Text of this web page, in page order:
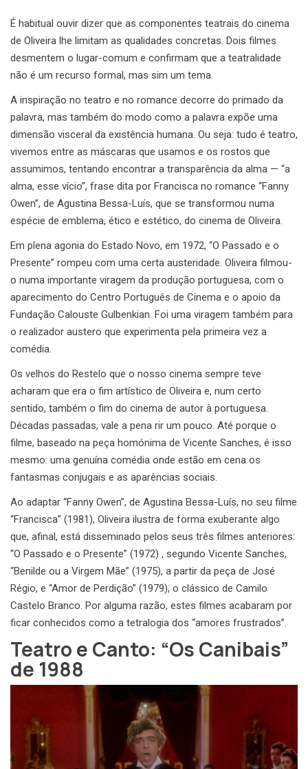
É habitual ouvir dizer que as componentes teatrais do cinema
de Oliveira lhe limitam as qualidades concretas. Dois filmes
desmentem o lugar-comum e confirmam que a teatralidade
não é um recurso formal, mas sim um tema.
A inspiração no teatro e no romance decorre do primado da
palavra, mas também do modo como a palavra expõe uma
dimensão visceral da existência humana. Ou seja: tudo é teatro,
vivemos entre as máscaras que usamos e os rostos que
assumimos, tentando encontrar a transparência da alma — “a
alma, esse vício”, frase dita por Francisca no romance “Fanny
Owen”, de Agustina Bessa-Luís, que se transformou numa
espécie de emblema, ético e estético, do cinema de Oliveira.
Em plena agonia do Estado Novo, em 1972, “O Passado e o
Presente” rompeu com uma certa austeridade. Oliveira filmou-
o numa importante viragem da produção portuguesa, com o
aparecimento do Centro Português de Cinema e o apoio da
Fundação Calouste Gulbenkian. Foi uma viragem também para
o realizador austero que experimenta pela primeira vez a
comédia.
Os velhos do Restelo que o nosso cinema sempre teve
acharam que era o fim artístico de Oliveira e, num certo
sentido, também o fim do cinema de autor à portuguesa.
Décadas passadas, vale a pena rir um pouco. Até porque o
filme, baseado na peça homónima de Vicente Sanches, é isso
mesmo: uma genuína comédia onde estão em cena os
fantasmas conjugais e as aparências sociais.
Ao adaptar “Fanny Owen”, de Agustina Bessa-Luís, no seu filme
“Francisca” (1981), Oliveira ilustra de forma exuberante algo
que, afinal, está disseminado pelos seus três filmes anteriores:
“O Passado e o Presente” (1972) , segundo Vicente Sanches,
“Benilde ou a Virgem Mãe” (1975), a partir da peça de José
Régio, e “Amor de Perdição” (1979), o clássico de Camilo
Castelo Branco. Por alguma razão, estes filmes acabaram por
ficar conhecidos como a tetralogia dos “amores frustrados”.
Teatro e Canto: “Os Canibais”
de 1988